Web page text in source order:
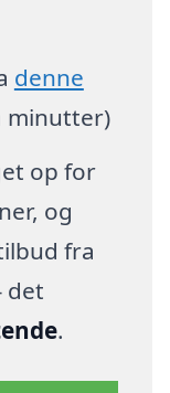
denne
minutter)
op for
og
fra
det
.